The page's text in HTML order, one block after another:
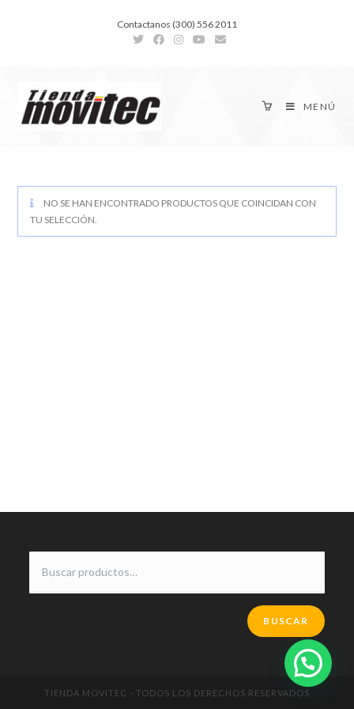
Contactanos (300) 556 2011
MENÚ
NO SE HAN ENCONTRADO PRODUCTOS QUE COINCIDAN CON
TU SELECCIÓN.
BUSCAR
TIENDA MOVITEC - TODOS LOS DERECHOS RESERVADOS